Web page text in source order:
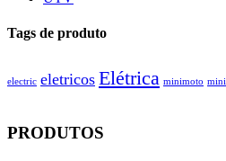
Tags de produto
electric eletricos Elétrica minimoto
PRODUTOS